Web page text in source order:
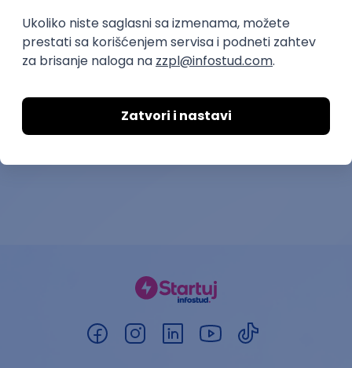
ATLANTIS ▪︎ Manja Ristić i Aleksandar
Lazar
Beograd